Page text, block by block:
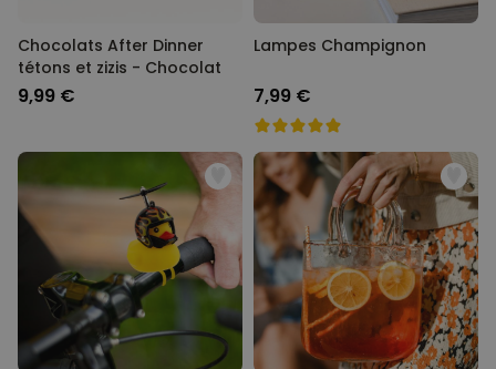
Chocolats After Dinner
tétons et zizis - Chocolat
9,99 €
Lampes Champignon
7,99 €